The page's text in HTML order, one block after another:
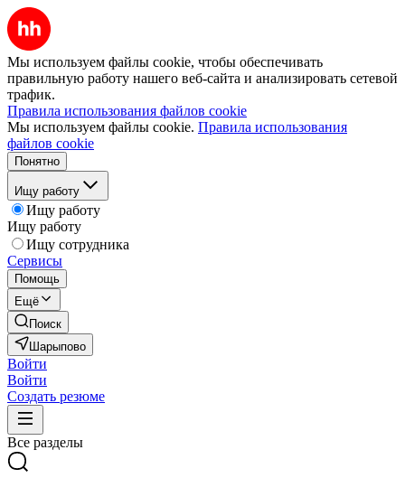
Мы используем файлы cookie, чтобы обеспечивать
правильную работу нашего веб-сайта и анализировать сетевой
трафик.
Правила использования файлов cookie
Мы используем файлы cookie. Правила использования
файлов cookie
Понятно
Ищу работу
Ищу работу
Ищу работу
Ищу сотрудника
Сервисы
Помощь
Ещё
Поиск
Шарыпово
Войти
Войти
Создать резюме
Все разделы